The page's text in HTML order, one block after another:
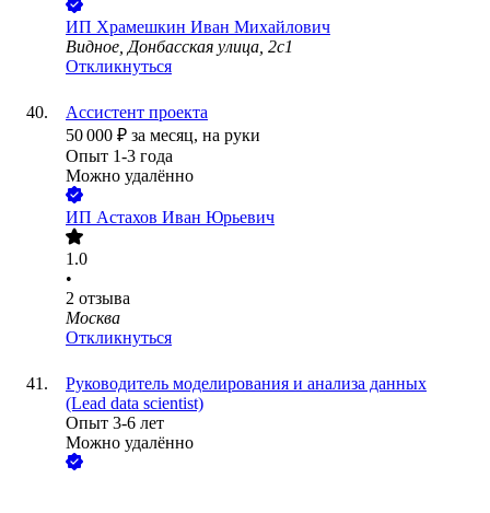
ИП Храмешкин Иван Михайлович
Видное, Донбасская улица, 2с1
Откликнуться
Ассистент проекта
50 000 ₽ за месяц, на руки
Опыт 1-3 года
Можно удалённо
ИП Астахов Иван Юрьевич
1.0
•
2 отзыва
Москва
Откликнуться
Руководитель моделирования и анализа данных
(Lead data scientist)
Опыт 3-6 лет
Можно удалённо